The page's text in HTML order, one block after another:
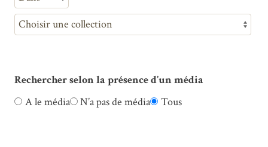
Rechercher selon la présence d’un média
A le média
N’a pas de média Tous